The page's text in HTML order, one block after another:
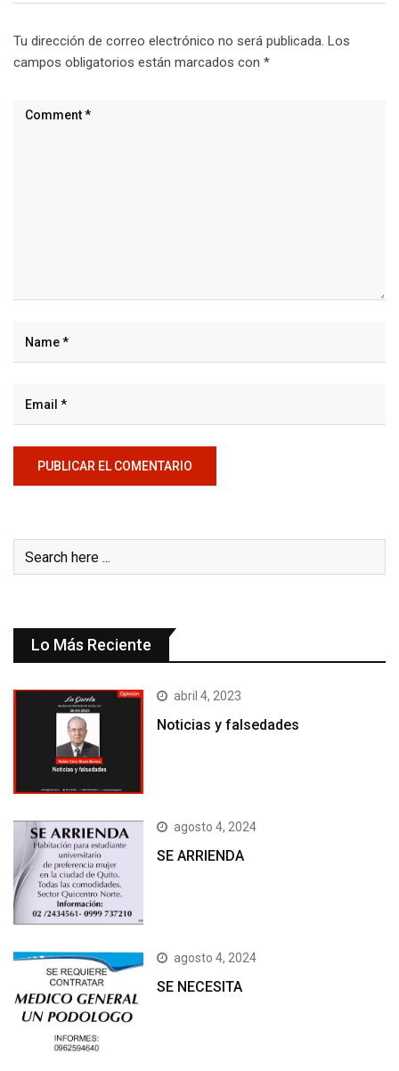
Tu dirección de correo electrónico no será publicada. Los
campos obligatorios están marcados con *
Lo Más Reciente
abril 4, 2023
Noticias y falsedades
agosto 4, 2024
SE ARRIENDA
agosto 4, 2024
SE NECESITA